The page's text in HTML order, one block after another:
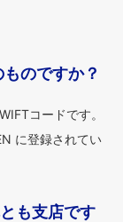
のですか？
コードです。
に登録されてい
も支店です